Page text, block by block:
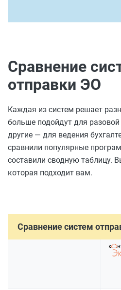
Сравнение
отправки ЭО
Каждая из систем решает
больше подойдут для разовой
другие — для ведения
сравнили популярные
составили сводную таблицу.
которая подходит вам.
Сравнение систем